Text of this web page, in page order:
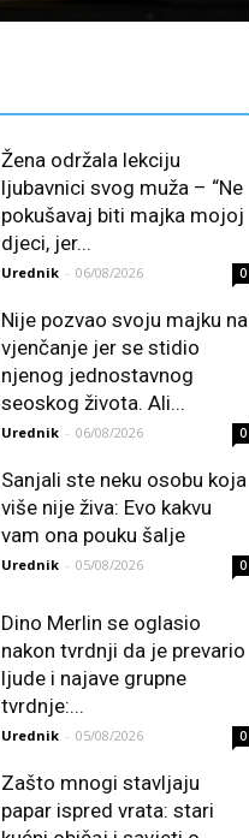
Žena održala lekciju
ljubavnici svog muža – “Ne
pokušavaj biti majka mojoj
djeci, jer...
Urednik - 06/08/2026 0
Nije pozvao svoju majku na
vjenčanje jer se stidio
njenog jednostavnog
seoskog života. Ali...
Urednik - 06/08/2026 0
Sanjali ste neku osobu koja
više nije živa: Evo kakvu
vam ona pouku šalje
Urednik - 05/08/2026 0
Dino Merlin se oglasio
nakon tvrdnji da je prevario
ljude i najave grupne
tvrdnje:...
Urednik - 05/08/2026 0
Zašto mnogi stavljaju
papar ispred vrata: stari